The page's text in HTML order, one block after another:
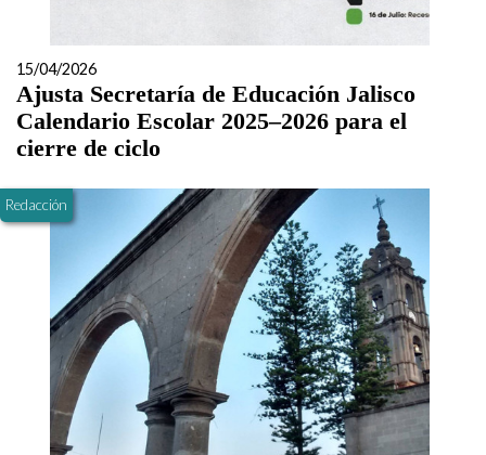
15/04/2026
Ajusta Secretaría de Educación Jalisco
Calendario Escolar 2025–2026 para el
cierre de ciclo
Redacción